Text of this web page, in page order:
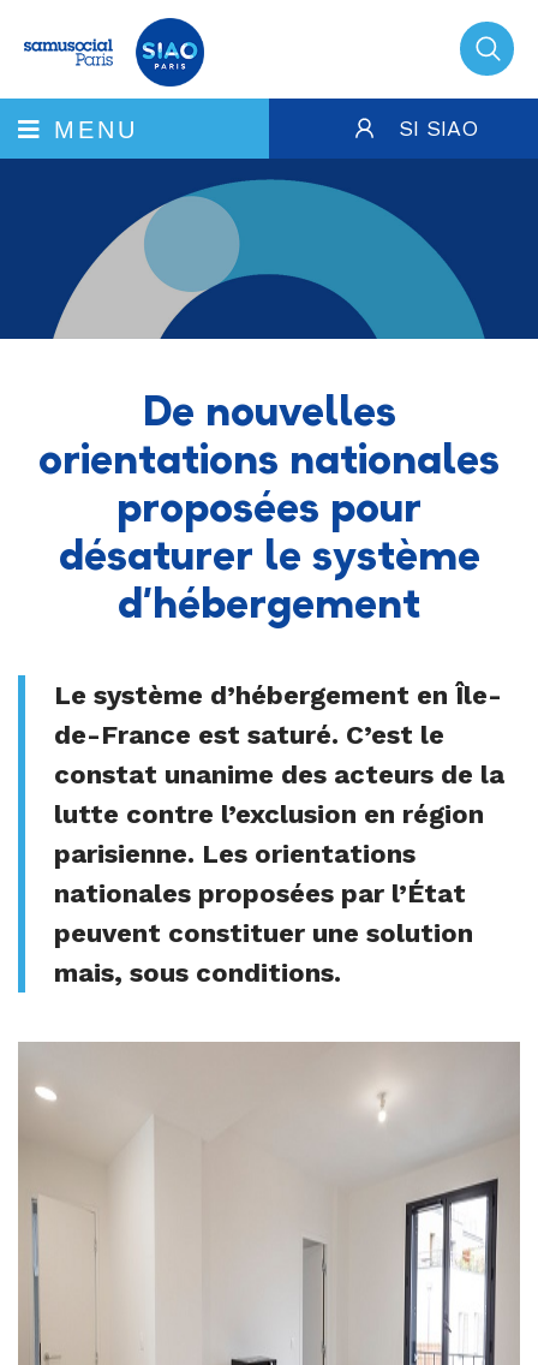
MENU SI SIAO
De nouvelles
orientations nationales
proposées pour
désaturer le système
d’hébergement
Le système d’hébergement en Île-
de-France est saturé. C’est le
constat unanime des acteurs de la
lutte contre l’exclusion en région
parisienne. Les orientations
nationales proposées par l’État
peuvent constituer une solution
mais, sous conditions.